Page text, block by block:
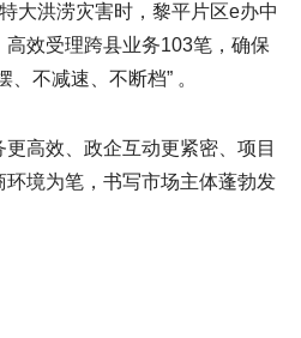
大洪涝灾害时，黎平片区e办中
效受理跨县业务103笔，确保
不减速、不断档” 。
高效、政企互动更紧密、项目
境为笔，书写市场主体蓬勃发